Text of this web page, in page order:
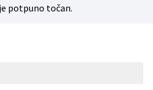
potpuno točan.